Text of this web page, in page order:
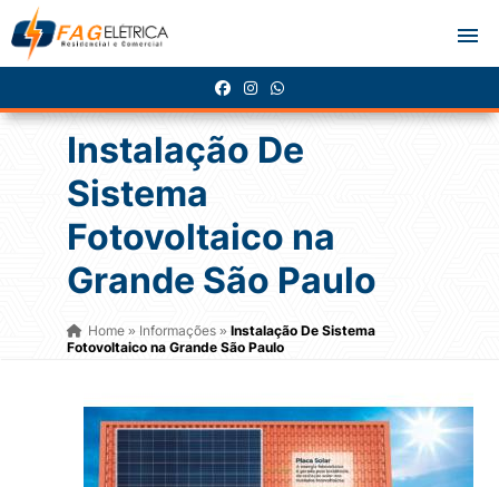
Instalação De
Sistema
Fotovoltaico na
Grande São Paulo
Home» Informações » Instalação De Sistema
Fotovoltaico na Grande São Paulo